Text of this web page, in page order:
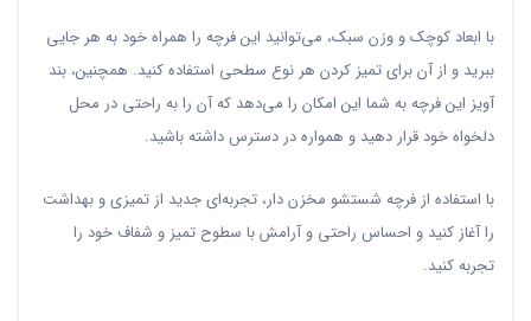
با ابعاد کوچک و وزن سبک، می‌توانید این فرچه را همراه خود به هر جایی
ببرید و از آن برای تمیز کردن هر نوع سطحی استفاده کنید. همچنین، بند
آویز این فرچه به شما این امکان را می‌دهد که آن را به راحتی در محل
دلخواه خود قرار دهید و همواره در دسترس داشته باشید.
با استفاده از فرچه شستشو مخزن دار، تجربه‌ای جدید از تمیزی و بهداشت
را آغاز کنید و احساس راحتی و آرامش با سطوح تمیز و شفاف خود را
تجربه کنید.